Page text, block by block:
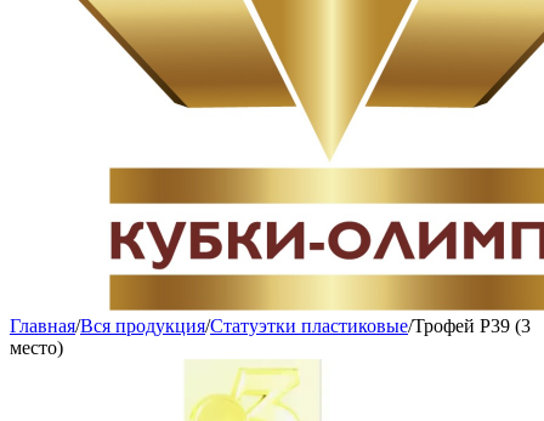
Главная/Вся продукция/Статуэтки пластиковые/Трофей P39 (3
место)